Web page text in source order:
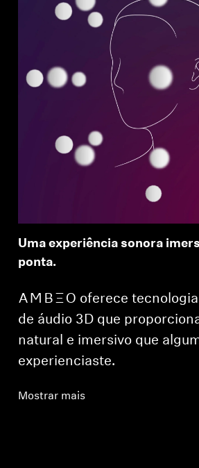
Uma experiência sonora
ponta.
-AMBEO- oferece
de áudio 3D que
natural e imersivo que
experienciaste.
Mostrar mais